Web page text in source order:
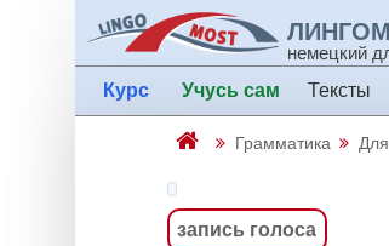
немецкий
Курс Учусь сам Тексты
Грамматика
запись голоса